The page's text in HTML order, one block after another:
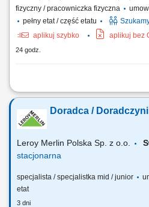
fizyczny / pracowniczka fizyczna
pełny etat / część etatu
aplikuj szybko
aplikuj bez
24 godz.
Salon Monnari Praca od zaraz Praca
Doradca /
Leroy Merlin Polska Sp. z o.o.
stacjonarna
specjalista / specjalistka mid / junior
etat
3 dni